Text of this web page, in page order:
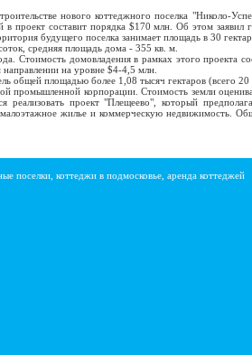
нового коттеджного поселка "Николо-
проект составит порядка $170 млн. Об этом заявил
будущего поселка занимает площадь в 30
средняя площадь дома - 355 кв. м.
Стоимость домовладения в рамках этого проекта
на уровне $4-4,5 млн.
общей площадью более 1,08 тысяч гектаров (всего
промышленной корпорации. Стоимость земли
реализовать проект "Плещеево", который
жилье и коммерческую недвижимость.
поселки, коттеджи в подмосковье, аренда коттеджей